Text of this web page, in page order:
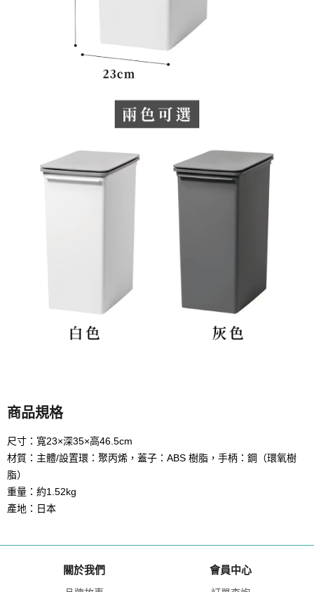
商品規格
尺寸：寬23×深35×高46.5cm
材質：主體/設置環：聚丙烯，蓋子：ABS 樹脂，手柄：鋼（環氧樹
脂）
重量：約1.52kg
產地：日本
關於我們 會員中心